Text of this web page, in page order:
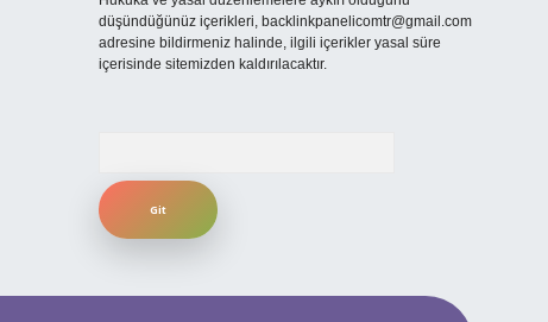
düşündüğünüz içerikleri, backlinkpanelicomtr@gmail.com
adresine bildirmeniz halinde, ilgili içerikler yasal süre
içerisinde sitemizden kaldırılacaktır.